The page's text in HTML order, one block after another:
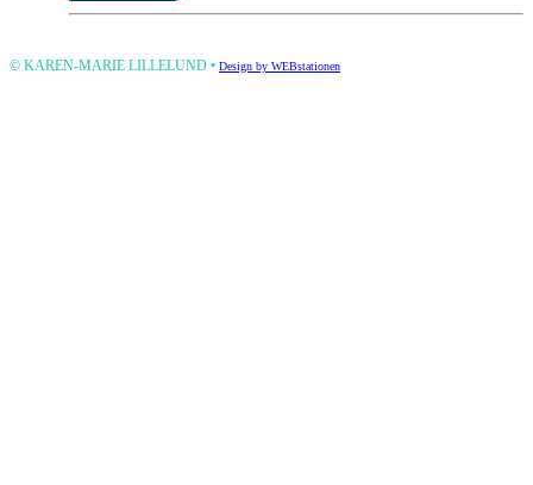
Please
this
field
© KAREN-MARIE LILLELUND • Design by WEBstationen